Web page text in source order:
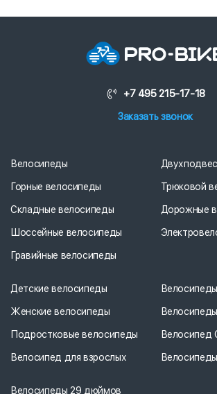
+7 495 215-17-18
Заказать звонок
Велосипеды
Горные велосипеды
Складные велосипеды
Шоссейные велосипеды
Гравийные велосипеды
Трюковой
Дорожные
Детские велосипеды
Женские велосипеды
Подростковые велосипеды
Велосипед для взрослых
Велосипед
Велосипеды 29 дюймов